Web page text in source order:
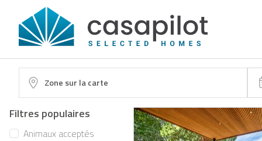
Zone sur la carte
Filtres populaires
Animaux acceptés